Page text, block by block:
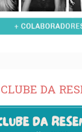
CLUBE DA